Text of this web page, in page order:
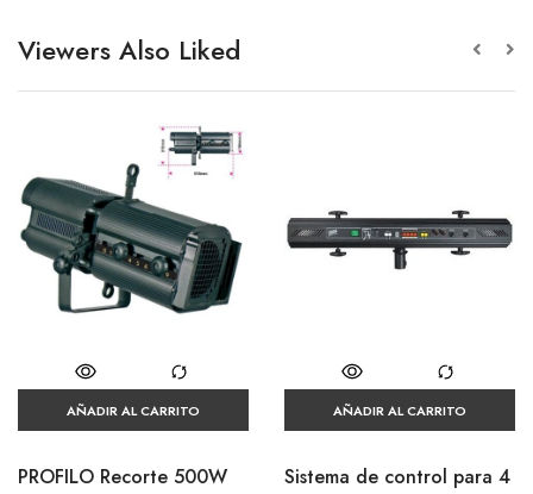
Viewers Also Liked
AÑADIR AL CARRITO
PROFILO Recorte 500W
AÑADIR AL CARRITO
Sistema de control para 4